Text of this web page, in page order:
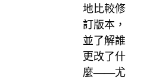
地比較修
訂版本，
並了解誰
更改了什
麼——尤